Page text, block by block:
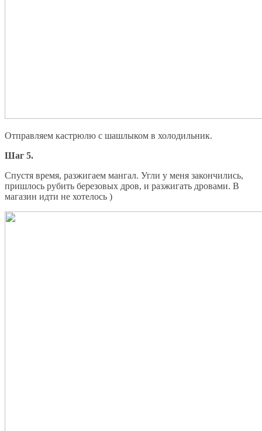
Отправляем кастрюлю с шашлыком в холодильник.
Шаг 5.
Спустя время, разжигаем мангал. Угли у меня закончились,
пришлось рубить березовых дров, и разжигать дровами. В
магазин идти не хотелось )